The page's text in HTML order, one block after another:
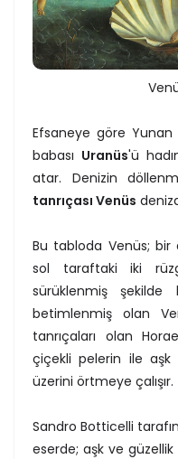
Efsaneye göre
babası Uranüs'ü
atar. Denizin
tanrıçası Venüs
Bu tabloda Venüs; bir
sol taraftaki iki
sürüklenmiş şekilde
betimlenmiş olan
tanrıçaları olan
çiçekli pelerin ile aşk
üzerini örtmeye çalışır.
Sandro Botticelli
eserde; aşk ve